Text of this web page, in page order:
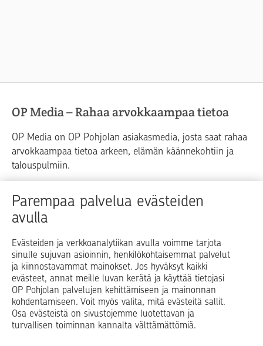
Parempaa palvelua evästeiden
avulla
Evästeiden ja verkkoanalytiikan avulla voimme tarjota
sinulle sujuvan asioinnin, henkilökohtaisemmat palvelut
ja kiinnostavammat mainokset. Jos hyväksyt kaikki
evästeet, annat meille luvan kerätä ja käyttää tietojasi
OP Pohjolan palvelujen kehittämiseen ja mainonnan
kohdentamiseen. Voit myös valita, mitä evästeitä sallit.
Osa evästeistä on sivustojemme luotettavan ja
turvallisen toiminnan kannalta välttämättömiä.
OP Media – Rahaa arvokkaampaa tietoa
OP Media on OP Pohjolan asiakasmedia, josta saat rahaa
arvokkaampaa tietoa arkeen, elämän käännekohtiin ja
talouspulmiin.
Raha Elämä
Yrityselämä
Blogit ja puheenvuorot
Op.fi OP Koti Pohjola Vahinkoapu
Facebook
X LinkedInInstagram